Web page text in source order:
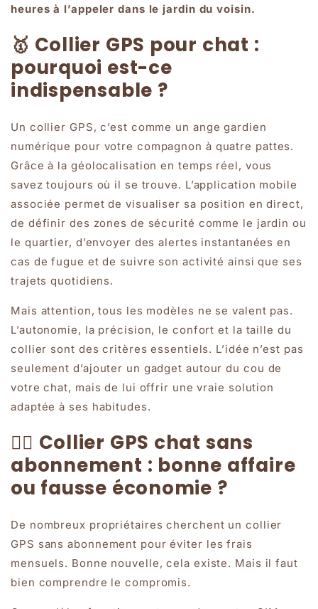
heures à l’appeler dans le jardin du voisin.
🥇 Collier GPS pour chat :
pourquoi est-ce
indispensable ?
Un collier GPS, c’est comme un ange gardien
numérique pour votre compagnon à quatre pattes.
Grâce à la géolocalisation en temps réel, vous
savez toujours où il se trouve. L’application mobile
associée permet de visualiser sa position en direct,
de définir des zones de sécurité comme le jardin ou
le quartier, d’envoyer des alertes instantanées en
cas de fugue et de suivre son activité ainsi que ses
trajets quotidiens.
Mais attention, tous les modèles ne se valent pas.
L’autonomie, la précision, le confort et la taille du
collier sont des critères essentiels. L’idée n’est pas
seulement d’ajouter un gadget autour du cou de
votre chat, mais de lui offrir une vraie solution
adaptée à ses habitudes.
🙅‍♂️ Collier GPS chat sans
abonnement : bonne affaire
ou fausse économie ?
De nombreux propriétaires cherchent un collier
GPS sans abonnement pour éviter les frais
mensuels. Bonne nouvelle, cela existe. Mais il faut
bien comprendre le compromis.